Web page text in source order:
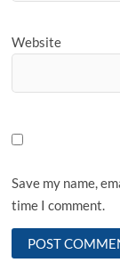
Website
Save my name,
time I comment.